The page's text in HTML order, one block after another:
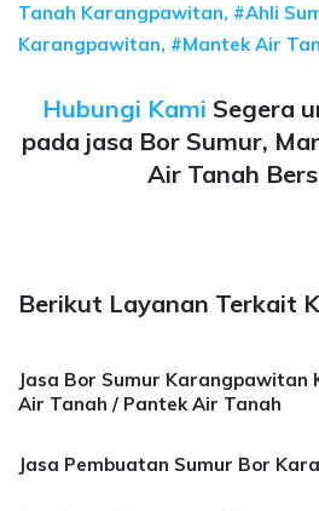
Tanah Karangpawitan, #Ahli
Karangpawitan, #Mantek Air
Hubungi Kami Segera
pada jasa Bor Sumur,
Air Tanah
Berikut Layanan Terkait
Jasa Bor Sumur Karangpawitan
Air Tanah / Pantek Air Tanah
Jasa Pembuatan Sumur Bor